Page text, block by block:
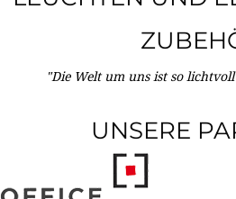
"Die Welt um uns ist so
UNSERE